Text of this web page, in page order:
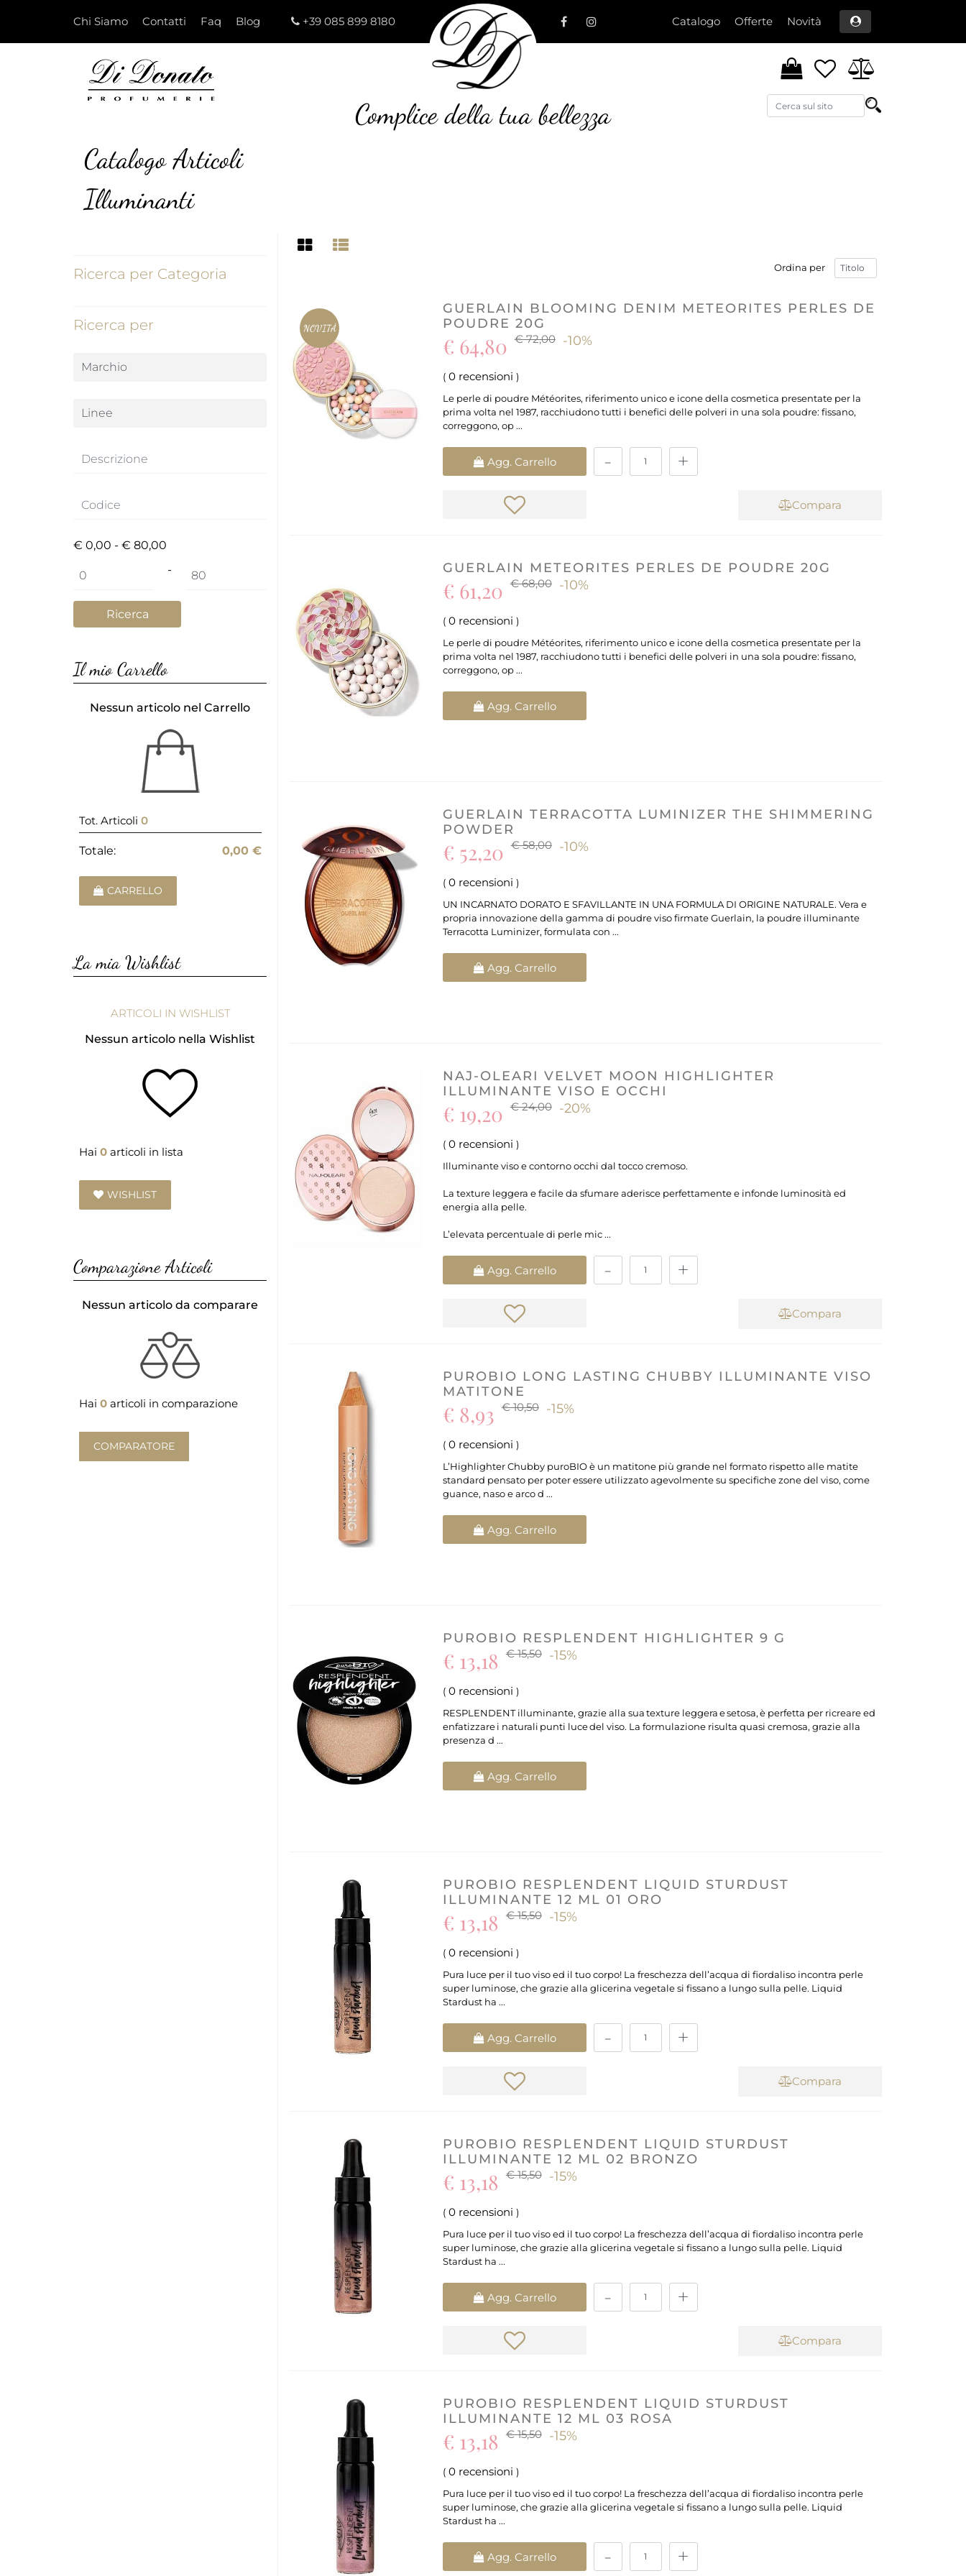
Chi Siamo Contatti Faq Blog +39 085 899 8180 Catalogo Offerte Novità
Complice della tua bellezza
Catalogo Articoli
Illuminanti
Ricerca per Categoria
Ricerca per
€ 0,00 - € 80,00
Prezzo minimo
- Prezzo massimo
Il mio Carrello
Nessun articolo nel Carrello
Tot. Articoli 0
Totale: 0,00 €
CARRELLO
La mia Wishlist
ARTICOLI IN WISHLIST
Nessun articolo nella Wishlist
Hai 0 articoli in lista
WISHLIST
Comparazione Articoli
Nessun articolo da comparare
Hai 0 articoli in comparazione
COMPARATORE
Ordina per
NOVITÀ
GUERLAIN BLOOMING DENIM METEORITES PERLES DE
POUDRE 20G
€ 72,00 -10%
€ 64,80
( 0 recensioni )
Le perle di poudre Météorites, riferimento unico e icone della cosmetica presentate per la
prima volta nel 1987, racchiudono tutti i benefici delle polveri in una sola poudre: fissano,
correggono, op ...
Agg. Carrello
Compara
GUERLAIN METEORITES PERLES DE POUDRE 20G
€ 68,00 -10%
€ 61,20
( 0 recensioni )
Le perle di poudre Météorites, riferimento unico e icone della cosmetica presentate per la
prima volta nel 1987, racchiudono tutti i benefici delle polveri in una sola poudre: fissano,
correggono, op ...
Agg. Carrello
GUERLAIN TERRACOTTA LUMINIZER THE SHIMMERING
POWDER
€ 58,00 -10%
€ 52,20
( 0 recensioni )
UN INCARNATO DORATO E SFAVILLANTE IN UNA FORMULA DI ORIGINE NATURALE. Vera e
propria innovazione della gamma di poudre viso firmate Guerlain, la poudre illuminante
Terracotta Luminizer, formulata con ...
Agg. Carrello
NAJ-OLEARI VELVET MOON HIGHLIGHTER
ILLUMINANTE VISO E OCCHI
€ 24,00 -20%
€ 19,20
( 0 recensioni )
Illuminante viso e contorno occhi dal tocco cremoso.
La texture leggera e facile da sfumare aderisce perfettamente e infonde luminosità ed
energia alla pelle.
L’elevata percentuale di perle mic ...
Agg. Carrello
Compara
PUROBIO LONG LASTING CHUBBY ILLUMINANTE VISO
MATITONE
€ 10,50 -15%
€ 8,93
( 0 recensioni )
L’Highlighter Chubby puroBIO è un matitone più grande nel formato rispetto alle matite
standard pensato per poter essere utilizzato agevolmente su specifiche zone del viso, come
guance, naso e arco d ...
Agg. Carrello
PUROBIO RESPLENDENT HIGHLIGHTER 9 G
€ 15,50 -15%
€ 13,18
( 0 recensioni )
RESPLENDENT illuminante, grazie alla sua texture leggera e setosa, è perfetta per ricreare ed
enfatizzare i naturali punti luce del viso. La formulazione risulta quasi cremosa, grazie alla
presenza d ...
Agg. Carrello
PUROBIO RESPLENDENT LIQUID STURDUST
ILLUMINANTE 12 ML 01 ORO
€ 15,50 -15%
€ 13,18
( 0 recensioni )
Pura luce per il tuo viso ed il tuo corpo! La freschezza dell’acqua di fiordaliso incontra perle
super luminose, che grazie alla glicerina vegetale si fissano a lungo sulla pelle. Liquid
Stardust ha ...
Agg. Carrello
Compara
PUROBIO RESPLENDENT LIQUID STURDUST
ILLUMINANTE 12 ML 02 BRONZO
€ 15,50 -15%
€ 13,18
( 0 recensioni )
Pura luce per il tuo viso ed il tuo corpo! La freschezza dell’acqua di fiordaliso incontra perle
super luminose, che grazie alla glicerina vegetale si fissano a lungo sulla pelle. Liquid
Stardust ha ...
Agg. Carrello
Compara
PUROBIO RESPLENDENT LIQUID STURDUST
ILLUMINANTE 12 ML 03 ROSA
€ 15,50 -15%
€ 13,18
( 0 recensioni )
Pura luce per il tuo viso ed il tuo corpo! La freschezza dell’acqua di fiordaliso incontra perle
super luminose, che grazie alla glicerina vegetale si fissano a lungo sulla pelle. Liquid
Stardust ha ...
Agg. Carrello